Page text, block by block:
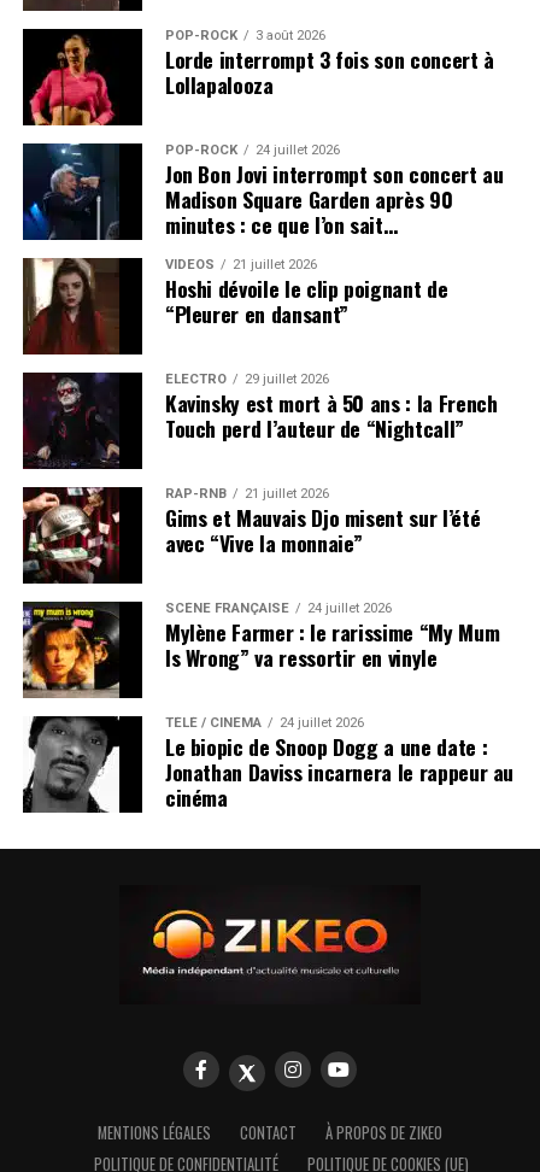
POP-ROCK 3 août 2026
Lorde interrompt 3 fois son concert à
Lollapalooza
POP-ROCK 24 juillet 2026
Jon Bon Jovi interrompt son concert au
Madison Square Garden après 90
minutes : ce que l’on sait…
VIDEOS 21 juillet 2026
Hoshi dévoile le clip poignant de
“Pleurer en dansant”
ÉLECTRO 29 juillet 2026
Kavinsky est mort à 50 ans : la French
Touch perd l’auteur de “Nightcall”
RAP-RNB 21 juillet 2026
Gims et Mauvais Djo misent sur l’été
avec “Vive la monnaie”
SCÈNE FRANÇAISE 24 juillet 2026
Mylène Farmer : le rarissime “My Mum
Is Wrong” va ressortir en vinyle
TÉLÉ / CINÉMA 24 juillet 2026
Le biopic de Snoop Dogg a une date :
Jonathan Daviss incarnera le rappeur au
cinéma
MENTIONS LÉGALES CONTACT
À PROPOS DE ZIKEO
POLITIQUE DE CONFIDENTIALITÉ
POLITIQUE DE COOKIES (UE)